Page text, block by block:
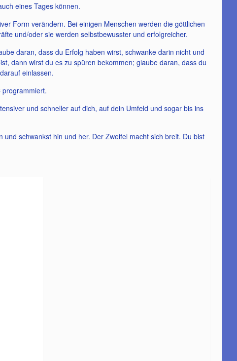
eines Tages können.
Form verändern. Bei einigen Menschen werden die göttlichen
und/oder sie werden selbstbewusster und erfolgreicher.
daran, dass du Erfolg haben wirst, schwanke darin nicht und
dann wirst du es zu spüren bekommen; glaube daran, dass du
einlassen.
und schneller auf dich, auf dein Umfeld und sogar bis ins
schwankst hin und her. Der Zweifel macht sich breit. Du bist